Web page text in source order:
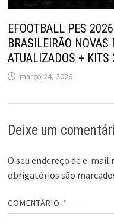
EFOOTBALL PES
BRASILEIRÃO NOVAS
ATUALIZADOS +
março 24, 2026
Deixe um
O seu endereço de e-mail
obrigatórios são
COMENTÁRIO *